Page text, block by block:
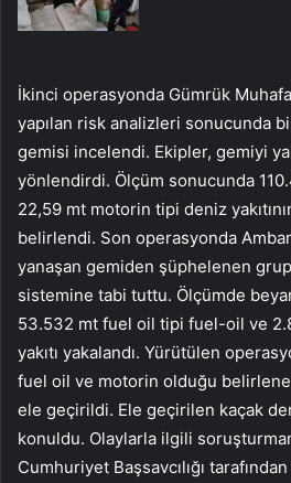
İkinci operasyonda Gümrük
yapılan risk analizleri sonucunda
gemisi incelendi. Ekipler, gemiyi
yönlendirdi. Ölçüm sonucunda
22,59 mt motorin tipi deniz
belirlendi. Son operasyonda
yanaşan gemiden şüphelenen
sistemine tabi tuttu. Ölçümde
53.532 mt fuel oil tipi fuel-oil ve
yakıtı yakalandı. Yürütülen
fuel oil ve motorin olduğu
ele geçirildi. Ele geçirilen kaçak
konuldu. Olaylarla ilgili
Cumhuriyet Başsavcılığı